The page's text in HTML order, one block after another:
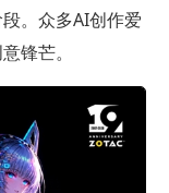
。众多AI创作爱
锋芒。